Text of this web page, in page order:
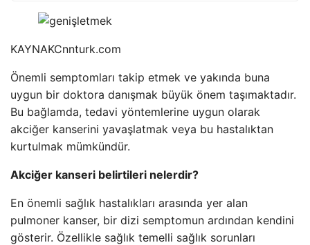
KAYNAKCnnturk.com
Önemli semptomları takip etmek ve yakında buna
uygun bir doktora danışmak büyük önem taşımaktadır.
Bu bağlamda, tedavi yöntemlerine uygun olarak
akciğer kanserini yavaşlatmak veya bu hastalıktan
kurtulmak mümkündür.
Akciğer kanseri belirtileri nelerdir?
En önemli sağlık hastalıkları arasında yer alan
pulmoner kanser, bir dizi semptomun ardından kendini
gösterir. Özellikle sağlık temelli sağlık sorunları